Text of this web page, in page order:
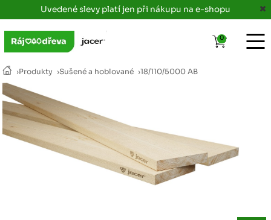
Uvedené slevy platí jen při nákupu na e-shopu
›Produkty ›Sušené a hoblované ›18/110/5000 AB
0